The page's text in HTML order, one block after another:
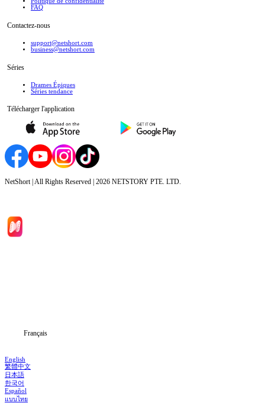
FAQ
Contactez-nous
support@netshort.com
business@netshort.com
Séries
Drames Épiques
Séries tendance
Télécharger l'application
NetShort | All Rights Reserved | 2026 NETSTORY PTE. LTD.
Français
English
繁體中文
日本語
한국어
Español
แบบไทย